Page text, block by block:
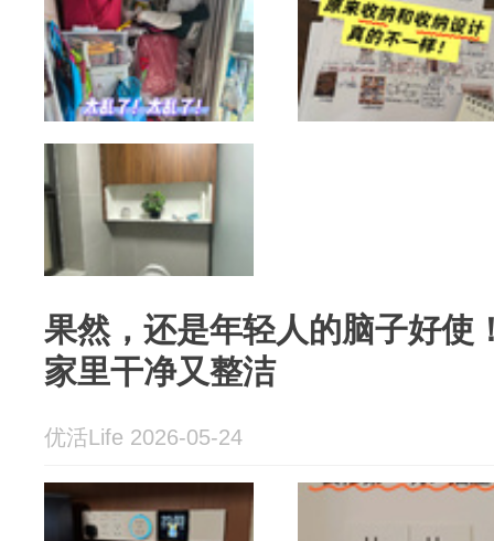
果然，还是年轻人的脑子好使
家里干净又整洁
优活Life 2026-05-24